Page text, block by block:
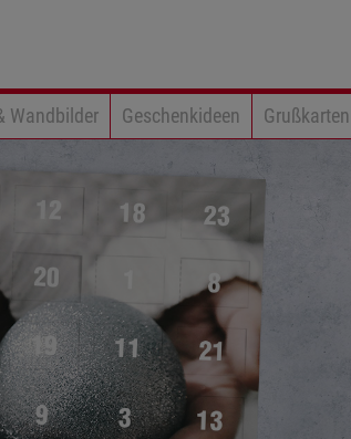
Wandbilder Geschenkideen Grußkarten